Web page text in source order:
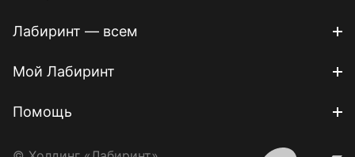
Лабиринт — всем
Мой Лабиринт
Помощь